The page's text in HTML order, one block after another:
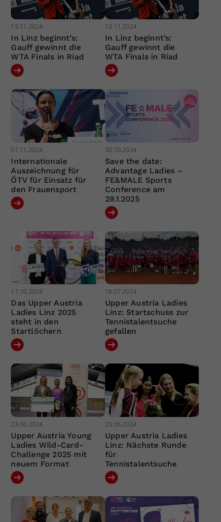
13.11.2024
In Linz beginnt’s:
Gauff gewinnt die
WTA Finals in Riad
13.11.2024
In Linz beginnt’s:
Gauff gewinnt die
WTA Finals in Riad
07.11.2024
Internationale
Auszeichnung für
ÖTV für Einsatz für
den Frauensport
30.10.2024
Save the date:
Advantage Ladies –
FE&MALE Sports
Conference am
29.1.2025
17.10.2024
Das Upper Austria
Ladies Linz 2025
steht in den
Startlöchern
18.07.2024
Upper Austria Ladies
Linz: Startschuss zur
Tennistalentsuche
gefallen
23.06.2024
Upper Austria Young
Ladies Wild-Card-
Challenge 2025 mit
neuem Format
23.06.2024
Upper Austria Ladies
Linz: Nächste Runde
für
Tennistalentsuche